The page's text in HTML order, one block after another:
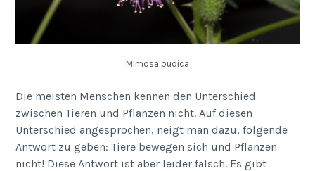
Mimosa pudica
Die meisten Menschen kennen den Unterschied
zwischen Tieren und Pflanzen nicht. Auf diesen
Unterschied angesprochen, neigt man dazu, folgende
Antwort zu geben: Tiere bewegen sich und Pflanzen
nicht! Diese Antwort ist aber leider falsch. Es gibt